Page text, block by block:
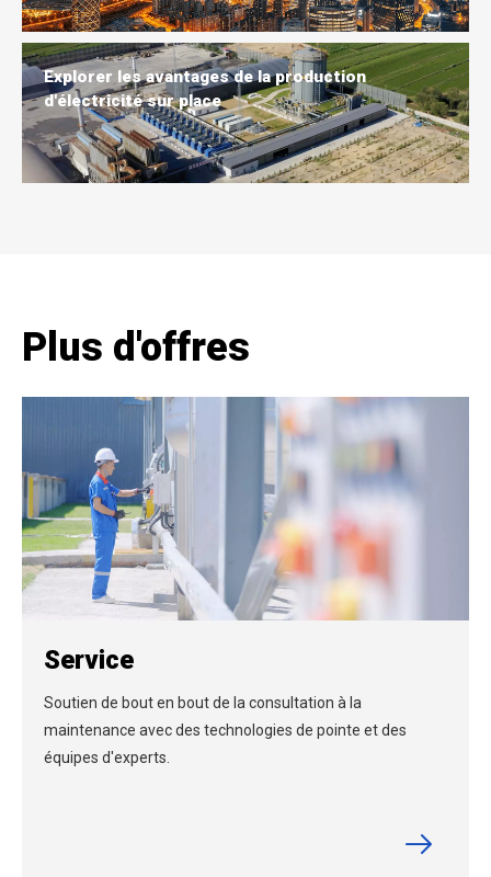
Explorer les avantages de la production
d'électricité sur place
Plus d'offres
Service
Soutien de bout en bout de la consultation à la
maintenance avec des technologies de pointe et des
équipes d'experts.